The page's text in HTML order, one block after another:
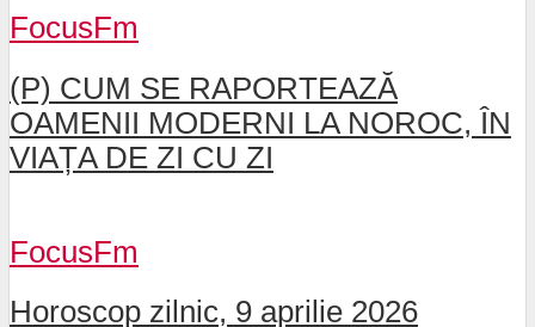
FocusFm
(P) CUM SE RAPORTEAZĂ
OAMENII MODERNI LA NOROC, ÎN
VIAȚA DE ZI CU ZI
FocusFm
Horoscop zilnic, 9 aprilie 2026